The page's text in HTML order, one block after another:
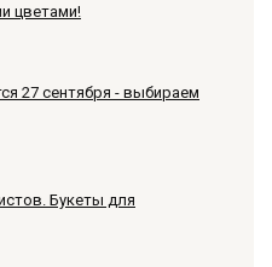
цветами!
27 сентября - выбираем
Букеты для